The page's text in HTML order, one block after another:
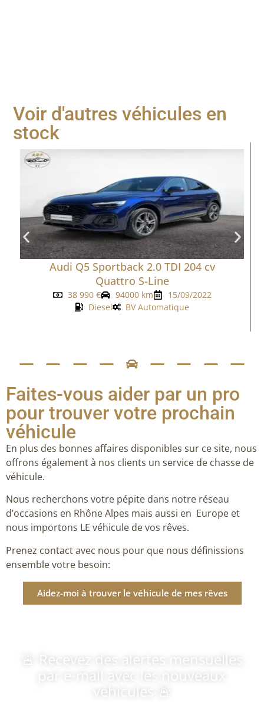
Voir d'autres véhicules en
stock
Audi Q5 Sportback 2.0 TDI 204 cv
Quattro S-Line
38 990 € 94000 km
15/09/2022
Diesel
BV Automatique
Faites-vous aider par un pro
pour trouver votre prochain
véhicule
En plus des bonnes affaires disponibles sur ce site, nous
offrons également à nos clients un service de chasse de
véhicule.
Nous recherchons votre pépite dans notre réseau
d’occasions en Rhône Alpes mais aussi en Europe et
nous importons LE véhicule de vos rêves.
Prenez contact avec nous pour que nous définissions
ensemble votre besoin:
Aidez-moi à trouver le véhicule de mes rêves
🚨 Recevez des alertes mensuelles
par e-mail avec les nouveaux
véhicules 🚨